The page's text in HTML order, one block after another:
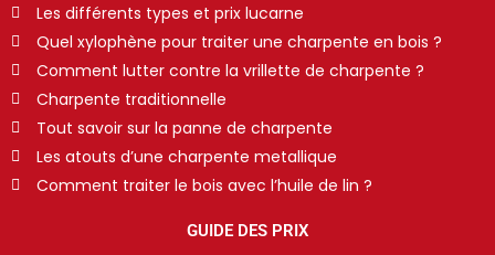
Les différents types et prix lucarne
Quel xylophène pour traiter une charpente en bois ?
Comment lutter contre la vrillette de charpente ?
Charpente traditionnelle
Tout savoir sur la panne de charpente
Les atouts d’une charpente metallique
Comment traiter le bois avec l’huile de lin ?
GUIDE DES PRIX